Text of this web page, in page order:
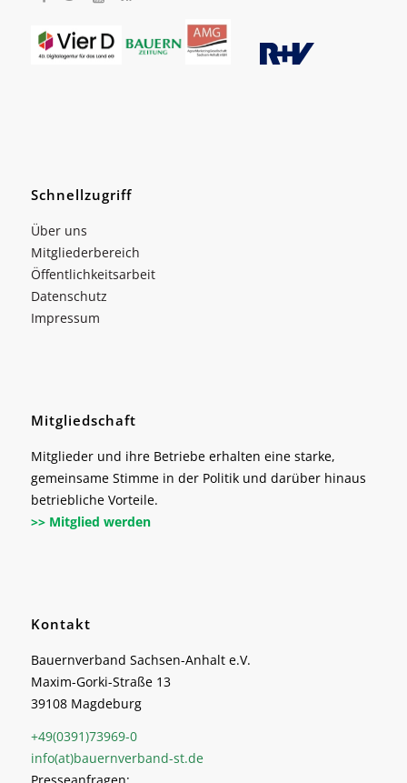
Schnellzugriff
Über uns
Mitgliederbereich
Öffentlichkeitsarbeit
Datenschutz
Impressum
Mitgliedschaft
Mitglieder und ihre Betriebe erhalten eine starke,
gemeinsame Stimme in der Politik und darüber hinaus
betriebliche Vorteile.
>> Mitglied werden
Kontakt
Bauernverband Sachsen-Anhalt e.V.
Maxim-Gorki-Straße 13
39108 Magdeburg
+49(0391)73969-0
info(at)bauernverband-st.de